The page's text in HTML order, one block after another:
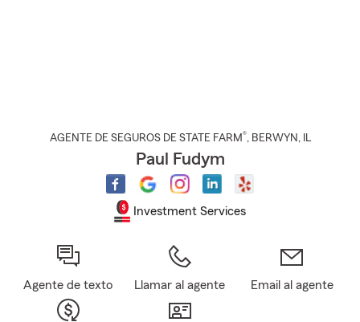
AGENTE DE SEGUROS DE STATE FARM®, BERWYN , IL
Paul Fudym
Investment Services
Agente de texto Llamar al agente Email al agente